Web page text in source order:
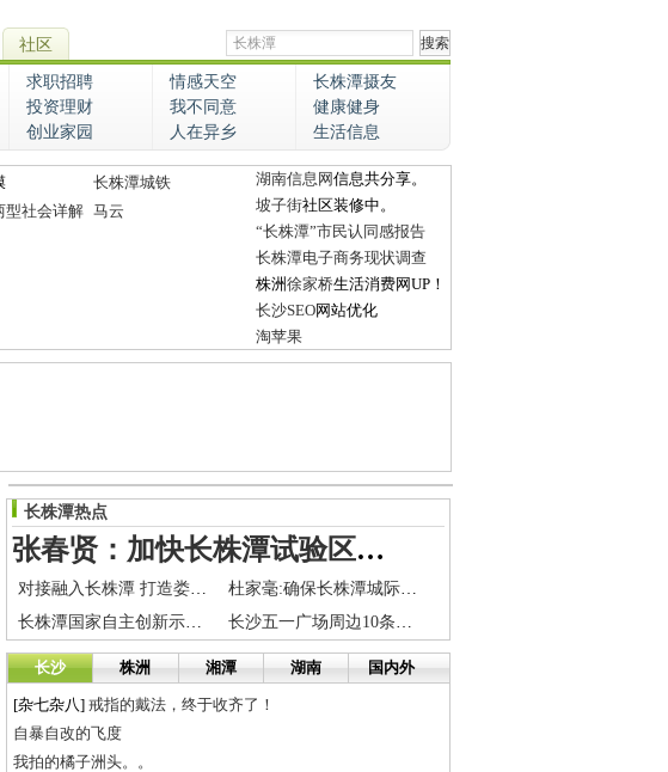
社区
求职招聘 情感天空
长株潭摄友
投资理财 我不同意
健康健身
创业家园 人在异乡 生活信息
长株潭城铁
型社会详解 马云
湖南信息网信息共分享。
坡子街社区装修中。
“长株潭”市民认同感报告
长株潭电子商务现状调查
株洲徐家桥生活消费网UP！
长沙SEO网站优化
淘苹果
长株潭热点
张春贤：加快长株潭试验区建设 实现在中部率先崛起
对接融入长株潭 打造娄底生态后花园
杜家毫:确保长株潭城际铁路明年底全线建成通车
长株潭国家自主创新示范区推介项目
长沙五一广场周边10条道路今起禁停 将24小时监控
长沙 株洲 湘潭 湖南 国内外
[杂七杂八] 戒指的戴法，终于收齐了！
自暴自改的飞度
我拍的橘子洲头。。